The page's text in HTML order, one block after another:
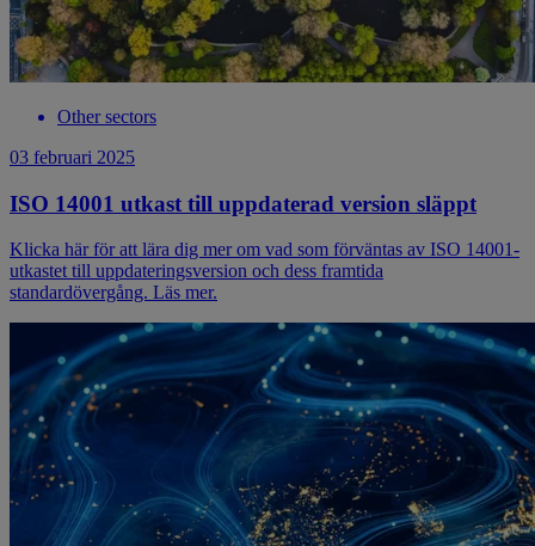
Other sectors
03 februari 2025
ISO 14001 utkast till uppdaterad version släppt
Klicka här för att lära dig mer om vad som förväntas av ISO 14001-
utkastet till uppdateringsversion och dess framtida
standardövergång. Läs mer.